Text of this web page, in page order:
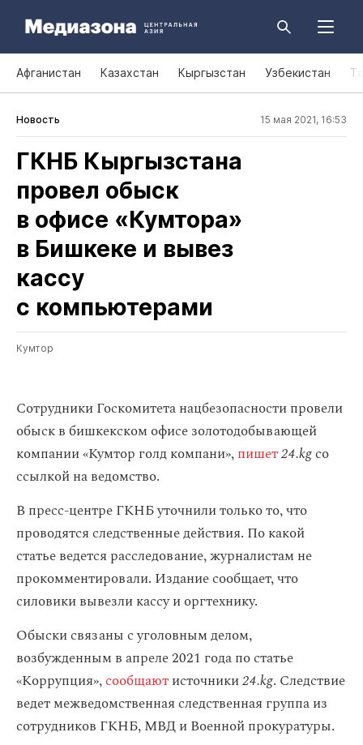
Афганистан Казахстан Кыргызстан Узбекистан
Новость 15 мая 2021, 16:53
ГКНБ Кыргызстана
провел обыск
в офисе «Кумтора»
в Бишкеке и вывез
кассу
с компьютерами
Кумтор
Сотрудники Госкомитета нацбезопасности провели
обыск в бишкекском офисе золотодобывающей
компании «Кумтор голд компани»,пишет24.kgсо
ссылкой на ведомство.
В пресс-центре ГКНБ уточнили только то, что
проводятся следственные действия. По какой
статье ведется расследование, журналистам не
прокомментировали. Издание сообщает, что
силовики вывезли кассу и оргтехнику.
Обыски связаны с уголовным делом,
возбужденным в апреле 2021 года по статье
«Коррупция»,сообщаютисточники24.kg. Следствие
ведет межведомственная следственная группа из
сотрудников ГКНБ, МВД и Военной прокуратуры.